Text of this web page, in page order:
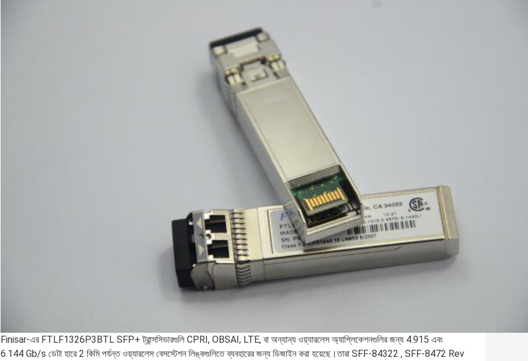
Finisar-এর FTLF1326P3BTL SFP+ ট্রান্সসিভারগুলি CPRI, OBSAI, LTE, বা অন্যান্য ওয়্যারলেস অ্যাপ্লিকেশনগুলির জন্য 4.915 এবং
6.144 Gb/s ডেটা হারে 2 কিমি পর্যন্ত ওয়্যারলেস বেসস্টেশন লিঙ্কগুলিতে ব্যবহারের জন্য ডিজাইন করা হয়েছে।তারা SFF-84322 , SFF-8472 Rev